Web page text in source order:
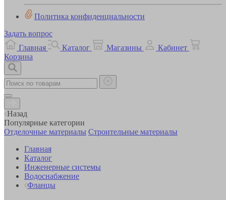
Политика конфиденциальности
Задать вопрос
Главная
Каталог Магазины
Кабинет
Корзина
Назад
Популярные категории
Отделочные материалы Строительные материалы
Главная
Каталог
Инженерные системы
Водоснабжение
Фланцы